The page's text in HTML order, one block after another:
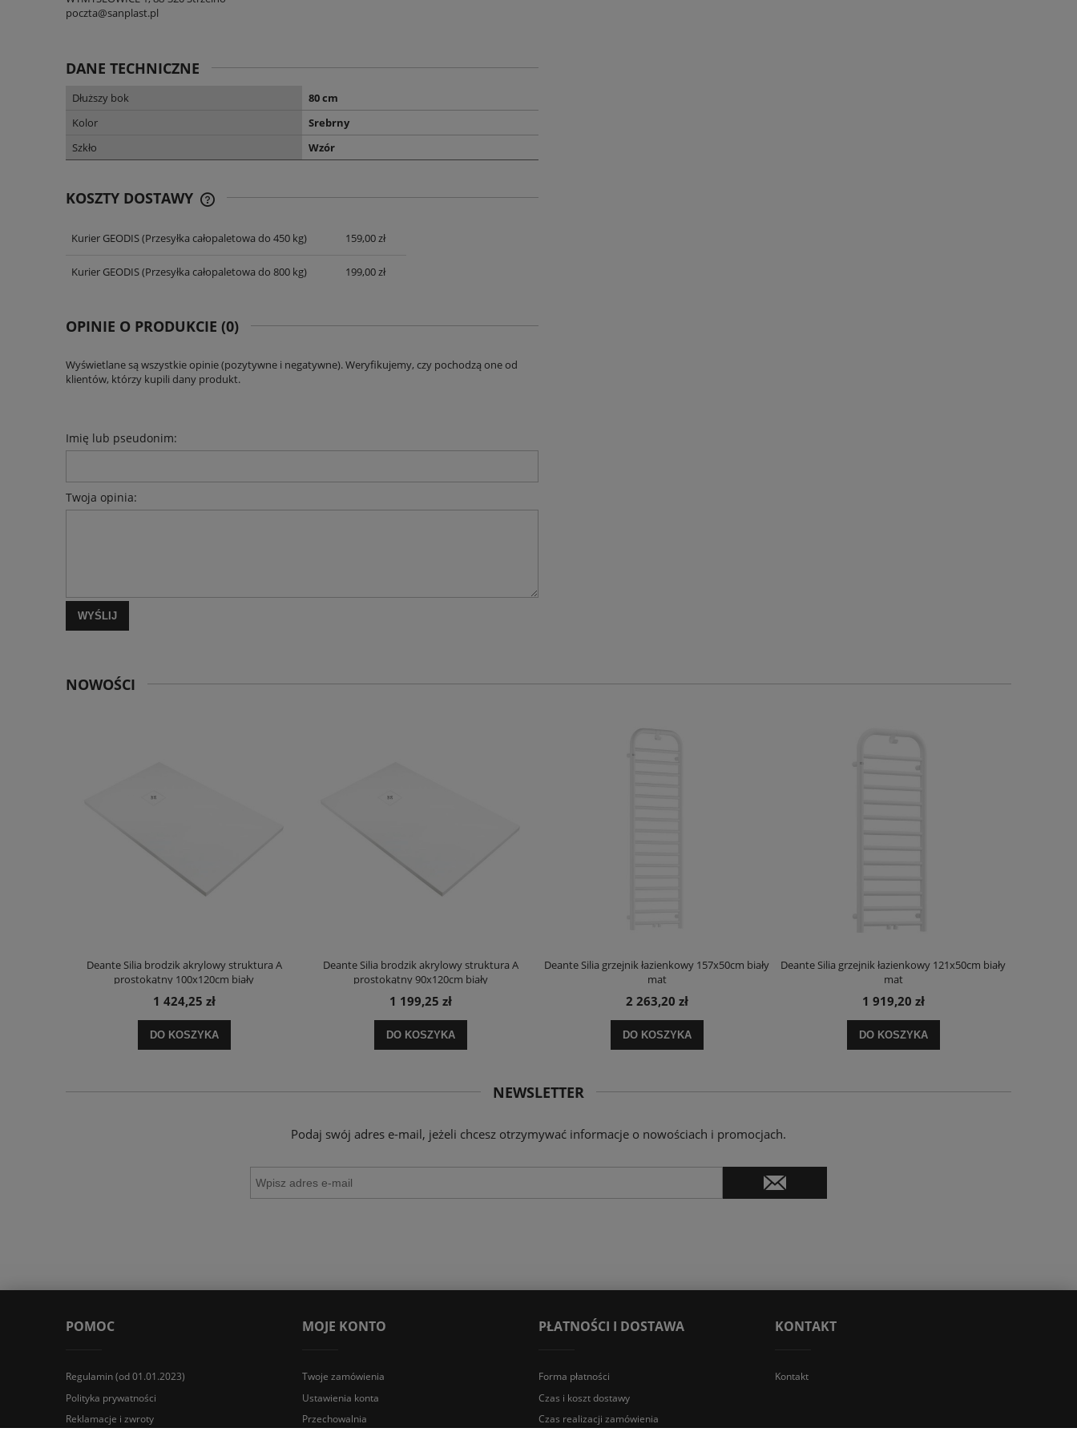
poczta@sanplast.pl
DANE TECHNICZNE
Dłuższy bok
80 cm
Kolor
Srebrny
Szkło
Wzór
KOSZTY DOSTAWY
CENA NIE ZAWIERA EWENTUALNYCH
Kurier GEODIS(Przesyłka całopaletowa do 450 kg) 159,00 zł
Kurier GEODIS(Przesyłka całopaletowa do 800 kg) 199,00 zł
OPINIE O PRODUKCIE (0)
Wyświetlane są wszystkie opinie (pozytywne i negatywne). Weryfikujemy, czy pochodzą one od
klientów, którzy kupili dany produkt.
Imię lub pseudonim:
Twoja opinia:
WYŚLIJ
NOWOŚCI
Deante Silia brodzik akrylowy struktura A
prostokątny 100x120cm biały
1 424,25 zł
DO KOSZYKA
Deante Silia brodzik akrylowy struktura A
prostokątny 90x120cm biały
1 199,25 zł
DO KOSZYKA
Deante Silia grzejnik łazienkowy 157x50cm biały
mat
2 263,20 zł
DO KOSZYKA
Deante Silia grzejnik łazienkowy 121x50cm biały
mat
1 919,20 zł
DO KOSZYKA
NEWSLETTER
Podaj swój adres e-mail, jeżeli chcesz otrzymywać informacje o nowościach i promocjach.
POMOC
Regulamin (od 01.01.2023)
Polityka prywatności
Reklamacje i zwroty
MOJE KONTO
Twoje zamówienia
Ustawienia konta
Przechowalnia
PŁATNOŚCI I DOSTAWA
Forma płatności
Czas i koszt dostawy
Czas realizacji zamówienia
KONTAKT
Kontakt